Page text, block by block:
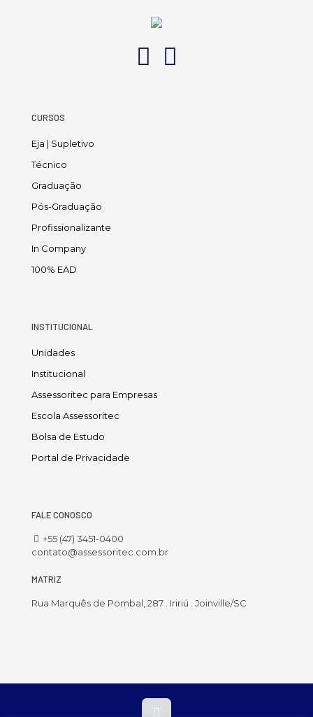
CURSOS
Eja | Supletivo
Técnico
Graduação
Pós-Graduação
Profissionalizante
In Company
100% EAD
INSTITUCIONAL
Unidades
Institucional
Assessoritec para Empresas
Escola Assessoritec
Bolsa de Estudo
Portal de Privacidade
FALE CONOSCO
+55 (47) 3451-0400
contato@assessoritec.com.br
MATRIZ
Rua Marquês de Pombal, 287 . Iririú . Joinville/SC